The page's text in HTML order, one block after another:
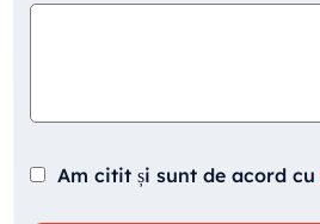
Am citit și sunt de acord cu